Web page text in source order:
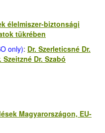
élelmiszer-biztonsági
tükrében
only): Dr. Szerleticsné Dr.
Szeitzné Dr. Szabó
Magyarországon, EU-